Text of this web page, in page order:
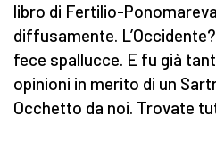
libro di Fertilio-
diffusamente.
fece spallucce. E fu già
opinioni in merito di un
Occhetto da noi. Trovate